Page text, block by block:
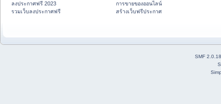
ลงประกาศฟรี 2023
รวมเว็บลงประกาศฟรี
การขายของออนไลน์
สร้างเว็บฟรีประกาศ
SMF 2.0.18